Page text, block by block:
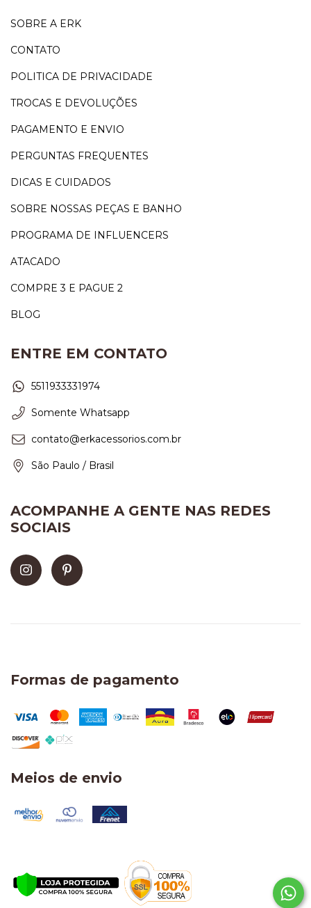
SOBRE A ERK
CONTATO
POLITICA DE PRIVACIDADE
TROCAS E DEVOLUÇÕES
PAGAMENTO E ENVIO
PERGUNTAS FREQUENTES
DICAS E CUIDADOS
SOBRE NOSSAS PEÇAS E BANHO
PROGRAMA DE INFLUENCERS
ATACADO
COMPRE 3 E PAGUE 2
BLOG
ENTRE EM CONTATO
5511933331974
Somente Whatsapp
contato@erkacessorios.com.br
São Paulo / Brasil
ACOMPANHE A GENTE NAS REDES
SOCIAIS
Formas de pagamento
Meios de envio